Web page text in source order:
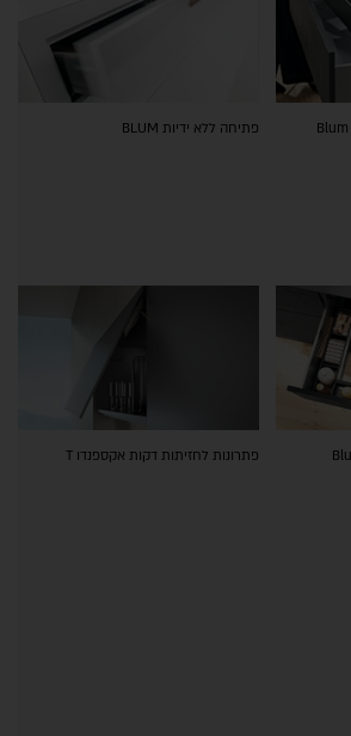
פתיחה ללא ידיות BLUM
פתרונות לחזיתות דקות אקספנדו T